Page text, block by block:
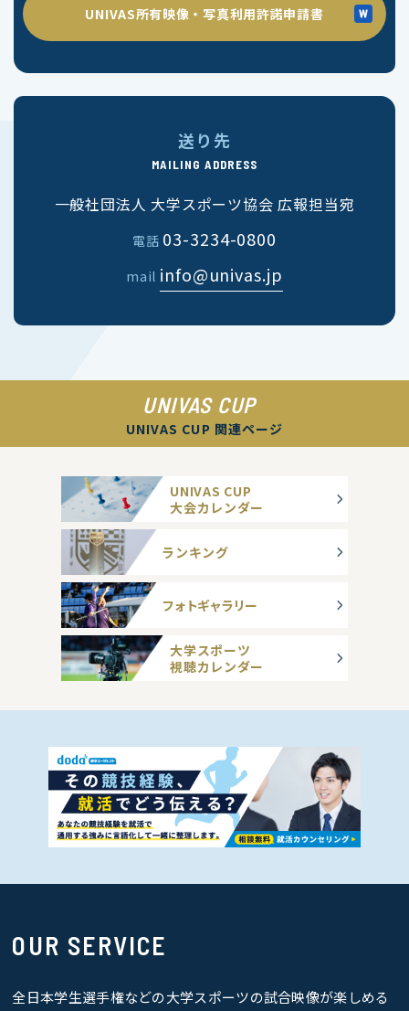
UNIVAS所有映像・写真利用許諾申請書
送り先
MAILING ADDRESS
一般社団法人 大学スポーツ協会 広報担当宛
電話 03-3234-0800
mail info@univas.jp
UNIVAS CUP
UNIVAS CUP 関連ページ
UNIVAS CUP
大会カレンダー
ランキング
フォトギャラリー
大学スポーツ
視聴カレンダー
OUR SERVICE
全日本学生選手権などの大学スポーツの試合映像が楽しめる